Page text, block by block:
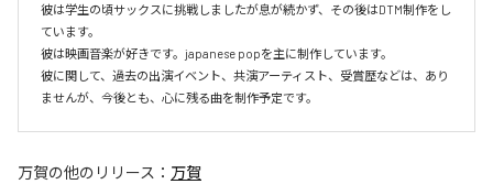
彼は学生の頃サックスに挑戦しましたが息が続かず、その後はDTM制作をし
ています。
彼は映画音楽が好きです。japanese popを主に制作しています。
彼に関して、過去の出演イベント、共演アーティスト、受賞歴などは、あり
ませんが、今後とも、心に残る曲を制作予定です。
万賀の他のリリース： 万賀